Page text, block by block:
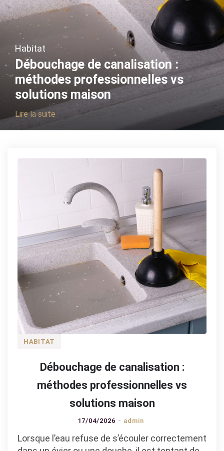
de canalisation :
professionnelles vs
maison
la suite
HABITAT
Débouchage de canalisation :
méthodes professionnelles vs
solutions maison
17/04/2026 admin
Lorsque l’eau refuse de s’écouler correctement